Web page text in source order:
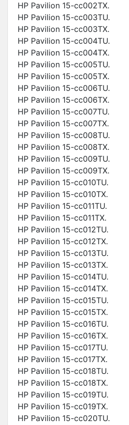
HP Pavilion 15-cc002TX.
HP Pavilion 15-cc003TU.
HP Pavilion 15-cc003TX.
HP Pavilion 15-cc004TU.
HP Pavilion 15-cc004TX.
HP Pavilion 15-cc005TU.
HP Pavilion 15-cc005TX.
HP Pavilion 15-cc006TU.
HP Pavilion 15-cc006TX.
HP Pavilion 15-cc007TU.
HP Pavilion 15-cc007TX.
HP Pavilion 15-cc008TU.
HP Pavilion 15-cc008TX.
HP Pavilion 15-cc009TU.
HP Pavilion 15-cc009TX.
HP Pavilion 15-cc010TU.
HP Pavilion 15-cc010TX.
HP Pavilion 15-cc011TU.
HP Pavilion 15-cc011TX.
HP Pavilion 15-cc012TU.
HP Pavilion 15-cc012TX.
HP Pavilion 15-cc013TU.
HP Pavilion 15-cc013TX.
HP Pavilion 15-cc014TU.
HP Pavilion 15-cc014TX.
HP Pavilion 15-cc015TU.
HP Pavilion 15-cc015TX.
HP Pavilion 15-cc016TU.
HP Pavilion 15-cc016TX.
HP Pavilion 15-cc017TU.
HP Pavilion 15-cc017TX.
HP Pavilion 15-cc018TU.
HP Pavilion 15-cc018TX.
HP Pavilion 15-cc019TU.
HP Pavilion 15-cc019TX.
HP Pavilion 15-cc020TU.